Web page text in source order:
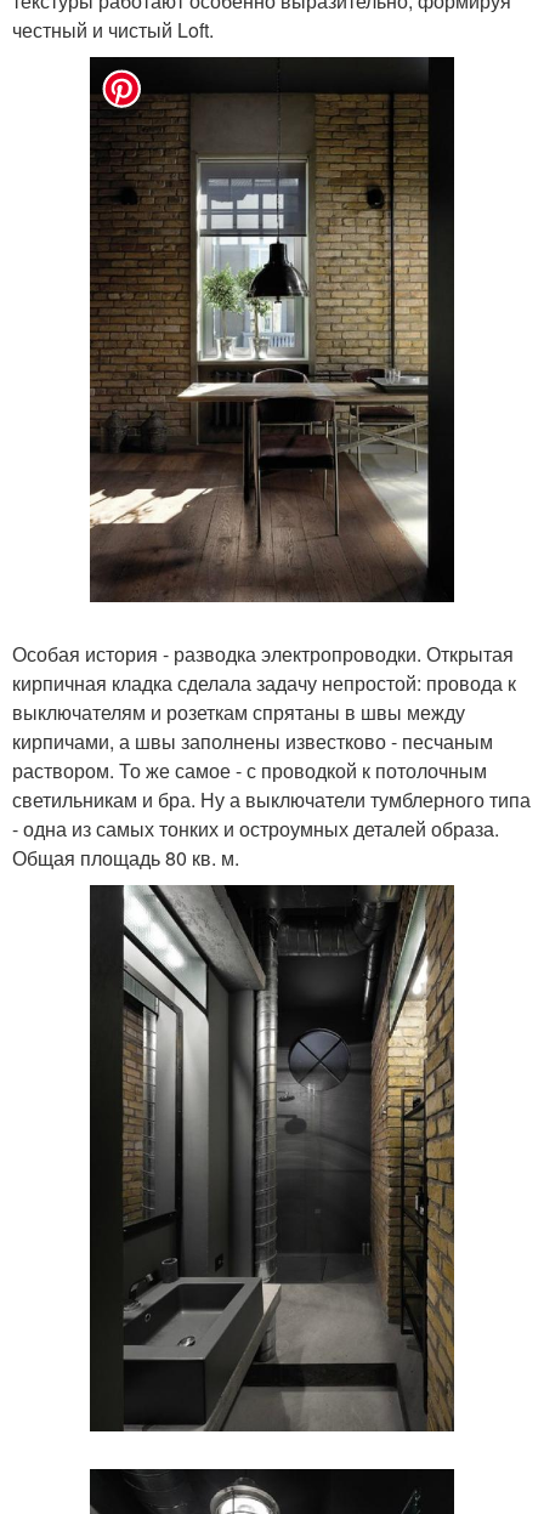
честный и чистый Loft.
Особая история - разводка электропроводки. Открытая
кирпичная кладка сделала задачу непростой: провода к
выключателям и розеткам спрятаны в швы между
кирпичами, а швы заполнены известково - песчаным
раствором. То же самое - с проводкой к потолочным
светильникам и бра. Ну а выключатели тумблерного типа
- одна из самых тонких и остроумных деталей образа.
Общая площадь 80 кв. м.